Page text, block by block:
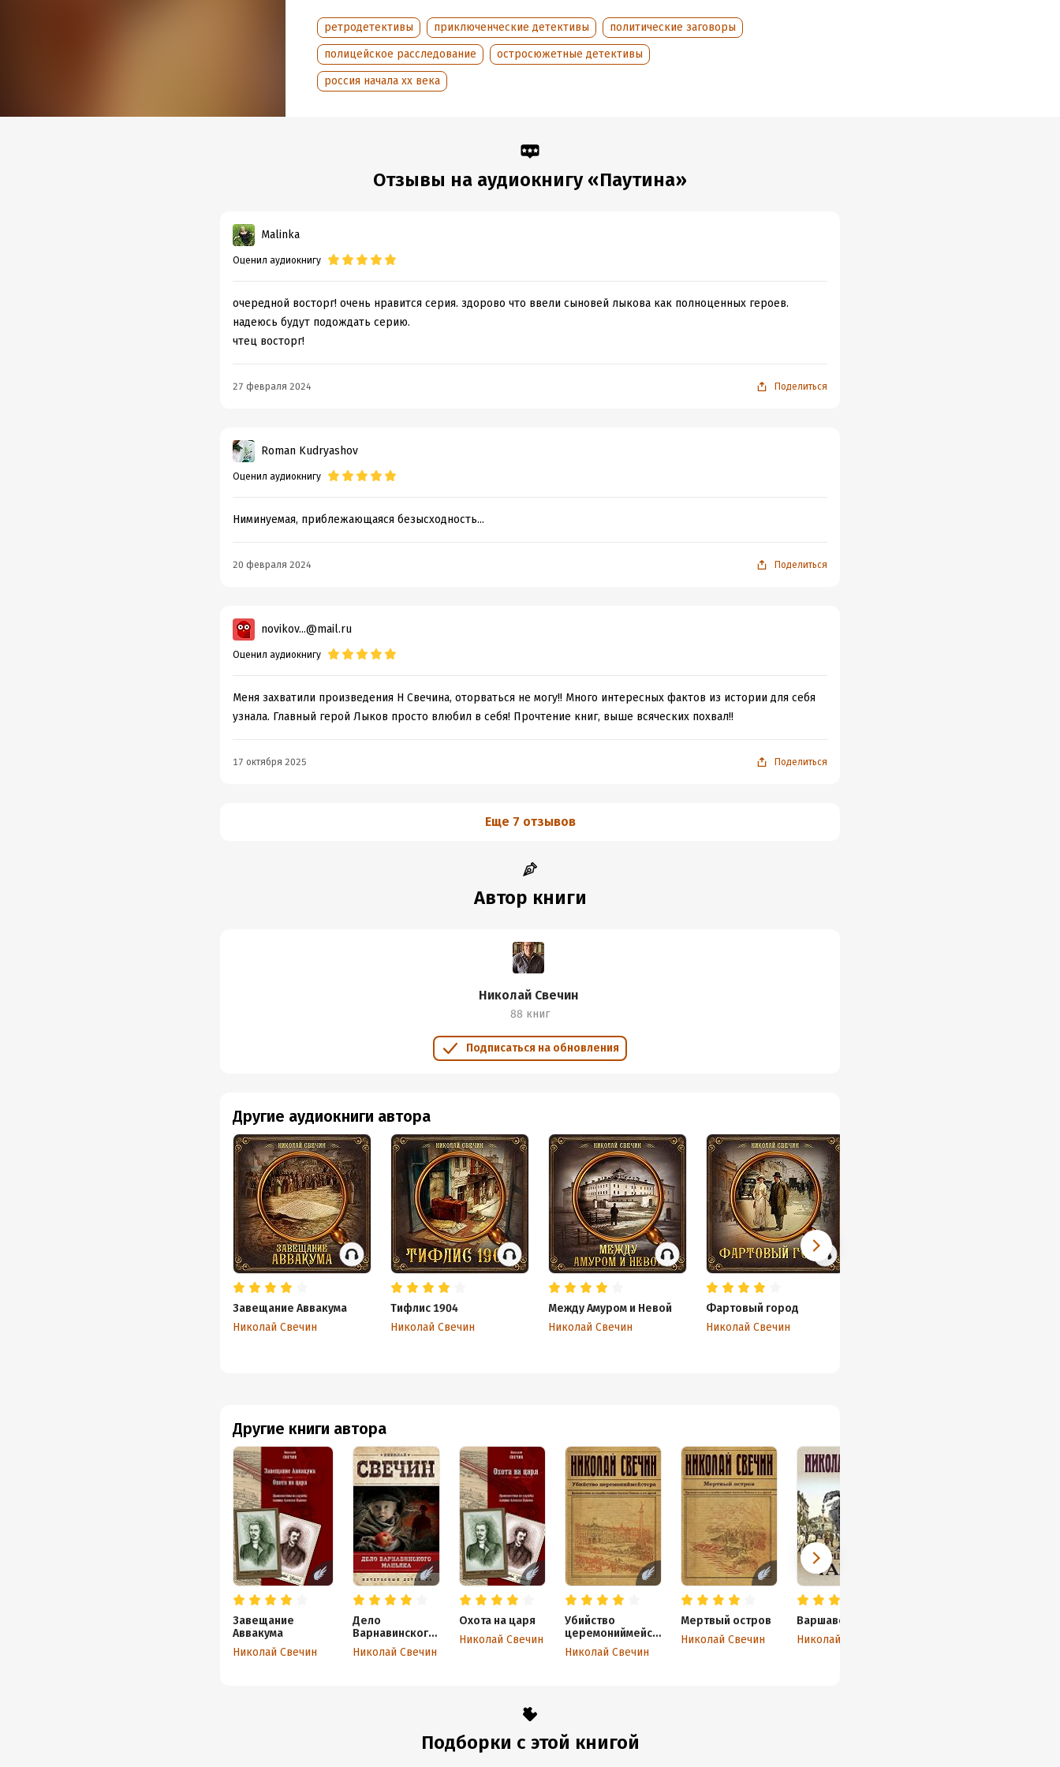
– Благородные преступники и не менее благородные сыщики.
– Необычные сюжеты преступлений.
– Сериальность: каждый роман – как сезон сериала.
© Оформление. ООО "Издательство «Эксмо», 2021
© & ℗ ООО «Издательство АСТ», «Аудиокнига», 2021
Дата написания:
Дата поступления: 2 ноября 2021
ретродетективы приключенческие детективы
политические заговоры
полицейское расследование
остросюжетные детективы
россия начала xx века
Отзывы на аудиокнигу «Паутина»
Malinka
Оценил аудиокнигу
очередной восторг! очень нравится серия. здорово что ввели сыновей лыкова как полноценных героев.
надеюсь будут подождать серию.
чтец восторг!
27 февраля 2024 Поделиться
Roman Kudryashov
Оценил аудиокнигу
Ниминуемая, приблежающаяся безысходность...
20 февраля 2024 Поделиться
novikov...@mail.ru
Оценил аудиокнигу
Меня захватили произведения Н Свечина, оторваться не могу!! Много интересных фактов из истории для себя
узнала. Главный герой Лыков просто влюбил в себя! Прочтение книг, выше всяческих похвал!!
17 октября 2025 Поделиться
Еще 7 отзывов
Автор книги
Николай Свечин
88 книг
Подписаться на обновления
Другие книги автора
Завещание
Аввакума
Николай Свечин
Дело
Варнавинского
маньяка
Николай Свечин
Охота на царя
Николай Свечин
Убийство
церемониймейст
ера
Николай Свечин
Мертвый остров
Николай Свечин
Варшавские тайны
Николай Свечин
Другие аудиокниги автора
Завещание Аввакума
Николай Свечин
Тифлис 1904
Николай Свечин
Между Амуром и Невой
Николай Свечин
Фартовый город
Николай Свечин
Подборки с этой книгой